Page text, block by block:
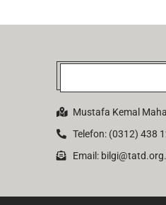
Mustafa Kemal
Telefon: (0312) 438
Email: